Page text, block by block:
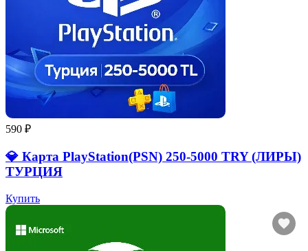
590 ₽
💎 Карта PlayStation(PSN) 250-5000 TRY (ЛИРЫ)
ТУРЦИЯ
Купить